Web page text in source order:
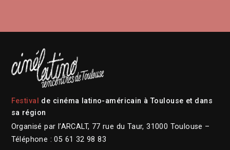
Festival
de cinéma latino-américain à Toulouse et dans
sa région
Organisé par l’ARCALT, 77 rue du Taur, 31000 Toulouse –
Téléphone : 05 61 32 98 83